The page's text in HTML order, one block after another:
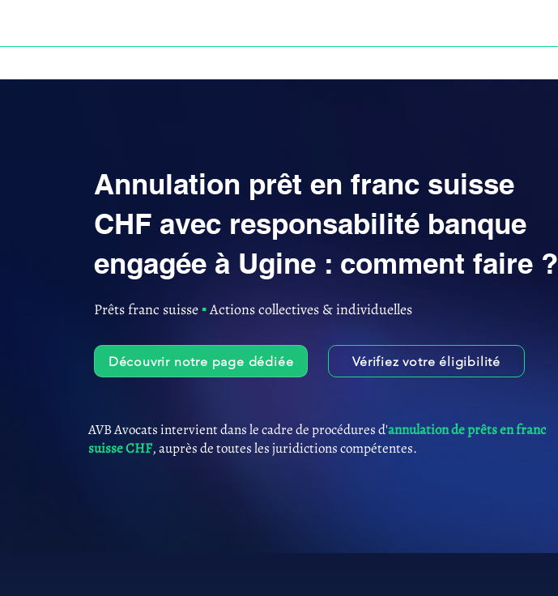
Annulation prêt en franc suisse
CHF avec responsabilité banque
engagée à Ugine : comment faire ?
Prêts franc suisse ▪︎Actions collectives & individuelles
Découvrir notre page dédiée Vérifiez votre éligibilité
AVB Avocats intervient dans le cadre de procédures d'annulation de prêts en franc
suisse CHF, auprès de toutes les juridictions compétentes.